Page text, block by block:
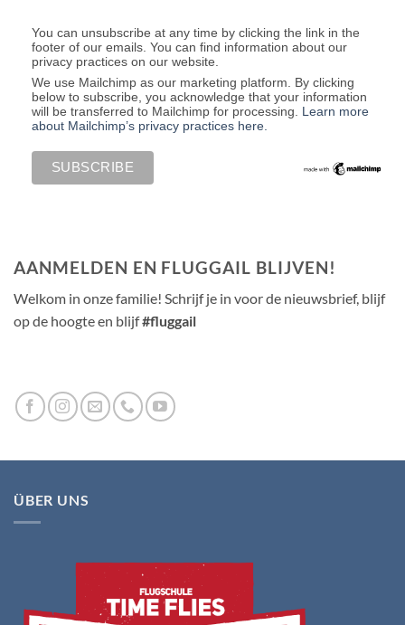
You can unsubscribe at any time by clicking the link in the
footer of our emails. You can find information about our
privacy practices on our website.
We use Mailchimp as our marketing platform. By clicking
below to subscribe, you acknowledge that your information
will be transferred to Mailchimp for processing. Learn more
about Mailchimp’s privacy practices here.
AANMELDEN EN FLUGGAIL BLIJVEN!
Welkom in onze familie! Schrijf je in voor de nieuwsbrief, blijf
op de hoogte en blijf#fluggail
ÜBER UNS